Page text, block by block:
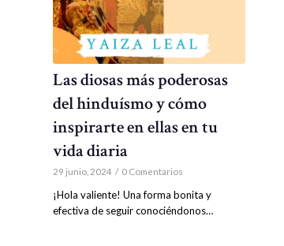
Las diosas más poderosas
del hinduísmo y cómo
inspirarte en ellas en tu
vida diaria
29 junio, 2024 / 0 Comentarios
¡Hola valiente! Una forma bonita y
efectiva de seguir conociéndonos…